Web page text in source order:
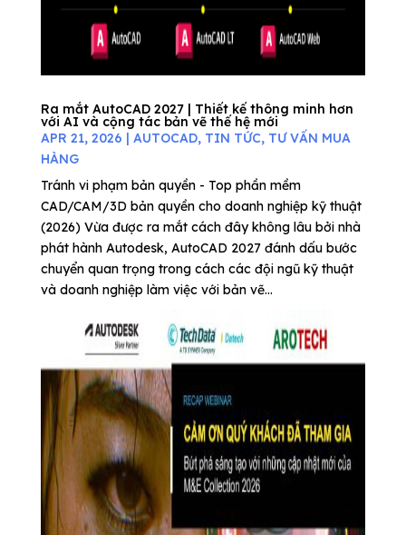
Ra mắt AutoCAD 2027 | Thiết kế thông minh hơn
với AI và cộng tác bản vẽ thế hệ mới
APR 21, 2026 | AUTOCAD, TIN TỨC, TƯ VẤN MUA
HÀNG
Tránh vi phạm bản quyền - Top phần mềm
CAD/CAM/3D bản quyền cho doanh nghiệp kỹ thuật
(2026) Vừa được ra mắt cách đây không lâu bởi nhà
phát hành Autodesk, AutoCAD 2027 đánh dấu bước
chuyển quan trọng trong cách các đội ngũ kỹ thuật
và doanh nghiệp làm việc với bản vẽ...